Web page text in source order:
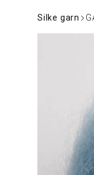
Silke garn